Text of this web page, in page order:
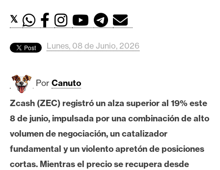
d
s
B
t
c
o
i
n
𝕏
Lunes, 08 de Junio, 2026
Por Canuto
Zcash (ZEC) registró un alza superior al 19% este
8 de junio, impulsada por una combinación de alto
volumen de negociación, un catalizador
fundamental y un violento apretón de posiciones
cortas. Mientras el precio se recupera desde